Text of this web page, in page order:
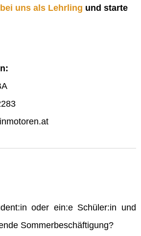
uns als Lehrling und starte
oder ein:e Schüler:in und
Sommerbeschäftigung?